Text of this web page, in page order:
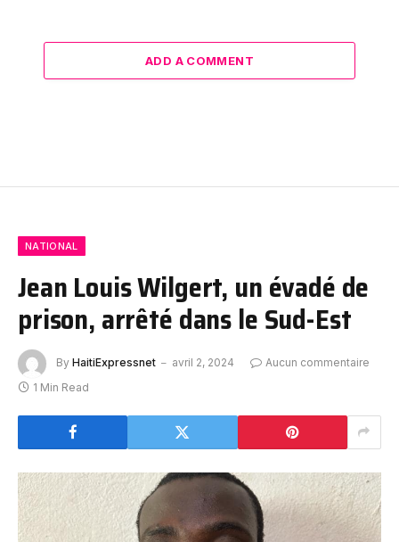
ADD A COMMENT
NATIONAL
Jean Louis Wilgert, un évadé de
prison, arrêté dans le Sud-Est
By HaitiExpressnet avril 2, 2024
Aucun commentaire
1 Min Read